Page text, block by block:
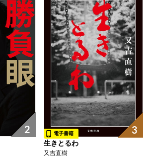
2 3
電子書籍
生きとるわ
又吉直樹